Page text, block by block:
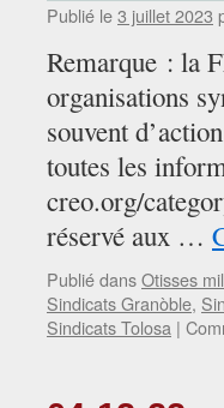
Publié le3 juillet 2023
Remarque : la
organisations
souvent
toutes les
creo.org/
réservé aux …
Publié dansOtisses
Sindicats Granòble,
Sindicats Tolosa |